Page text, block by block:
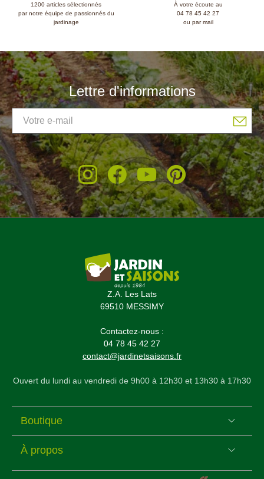
1200 articles sélectionnés
par notre équipe de passionnés du
jardinage
À votre écoute au
04 78 45 42 27
ou par mail
Lettre d'informations
Z.A. Les Lats
69510 MESSIMY
Contactez-nous :
04 78 45 42 27
contact@jardinetsaisons.fr
Ouvert du lundi au vendredi de 9h00 à 12h30 et 13h30 à 17h30
Boutique
À propos